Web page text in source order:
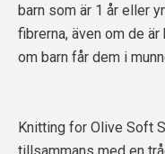
barn som är 1 år eller
fibrerna, även om de
om barn får dem i
Knitting for Olive Soft
tillsammans med en